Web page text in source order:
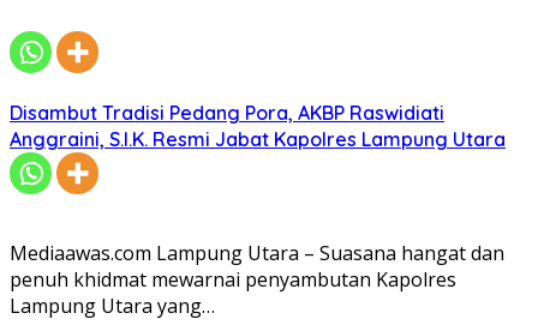
Disambut Tradisi Pedang Pora, AKBP Raswidiati
Anggraini, S.I.K. Resmi Jabat Kapolres Lampung Utara
Mediaawas.com Lampung Utara – Suasana hangat dan
penuh khidmat mewarnai penyambutan Kapolres
Lampung Utara yang…